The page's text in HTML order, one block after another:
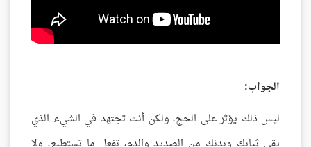
الجواب:
ليس ذلك يؤثر على الحج، ولكن أنت تجتهد في الشيء الذي